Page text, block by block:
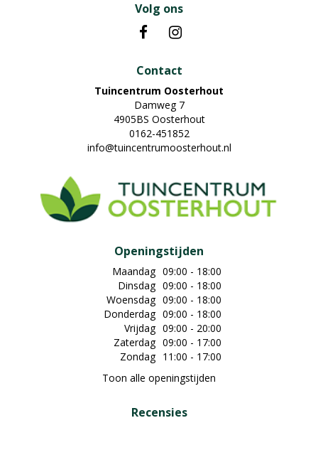
Volg ons
Contact
Tuincentrum Oosterhout
Damweg 7
4905BS Oosterhout
0162-451852
info@tuincentrumoosterhout.nl
Openingstijden
Maandag 09:00 - 18:00
Dinsdag 09:00 - 18:00
Woensdag 09:00 - 18:00
Donderdag 09:00 - 18:00
Vrijdag 09:00 - 20:00
Zaterdag 09:00 - 17:00
Zondag 11:00 - 17:00
Toon alle openingstijden
Recensies